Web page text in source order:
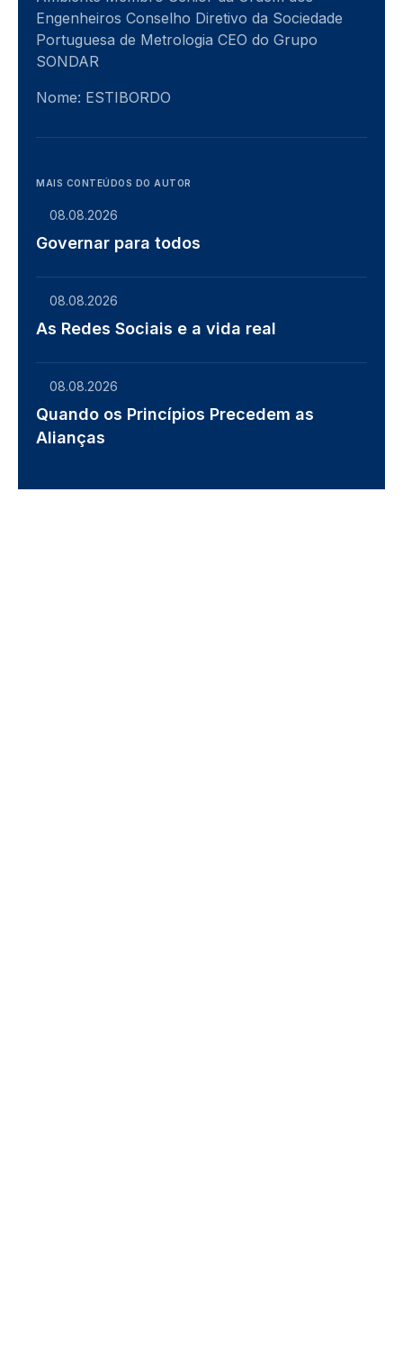
Engenheiros Conselho Diretivo da Sociedade
Portuguesa de Metrologia CEO do Grupo
SONDAR
Nome: ESTIBORDO
MAIS CONTEÚDOS DO AUTOR
08.08.2026
Governar para todos
08.08.2026
As Redes Sociais e a vida real
08.08.2026
Quando os Princípios Precedem as
Alianças